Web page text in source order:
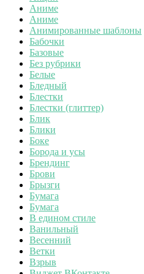
Аниме
Аниме
Анимированные шаблоны
Бабочки
Базовые
Без рубрики
Белые
Бледный
Блестки
Блестки (глиттер)
Блик
Блики
Боке
Борода и усы
Брендинг
Брови
Брызги
Бумага
Бумага
В едином стиле
Ванильный
Весенний
Ветки
Взрыв